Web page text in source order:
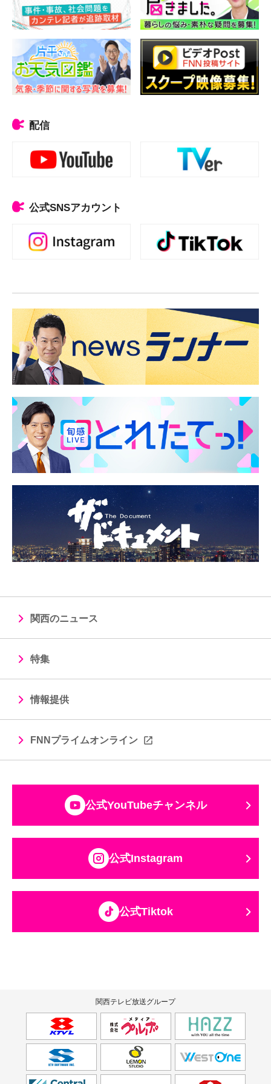
配信
公式SNSアカウント
関西のニュース
特集
情報提供
FNNプライムオンライン
公式YouTubeチャンネル
公式Instagram
公式Tiktok
関西テレビ放送グループ